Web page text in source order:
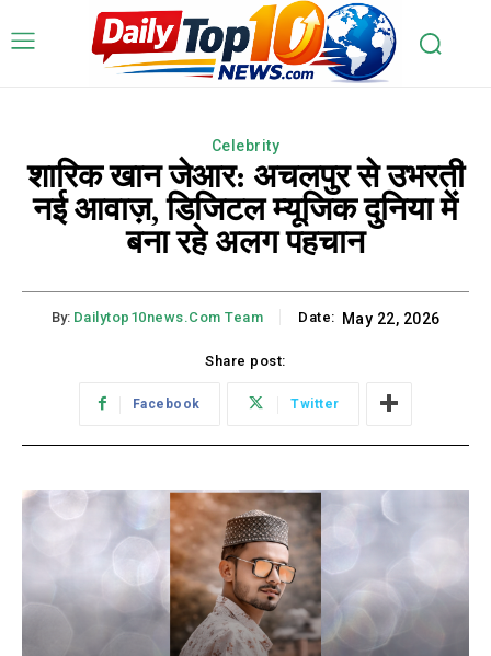
Celebrity
शारिक खान जेआर: अचलपुर से उभरती
नई आवाज़, डिजिटल म्यूजिक दुनिया में
बना रहे अलग पहचान
By: Dailytop10news.com Team Date: May 22, 2026
Share post:
Facebook Twitter